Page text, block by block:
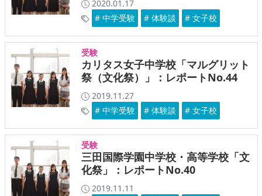
2020.01.17
# 中学受験
# 体験談 # 女子校
受験
カリタス女子中学校「マルグリット
祭（文化祭）」：レポートNo.44
2019.11.27
# 中学受験
# 体験談 # 女子校
受験
三田国際学園中学校・高等学校「文
化祭」：レポートNo.40
2019.11.11